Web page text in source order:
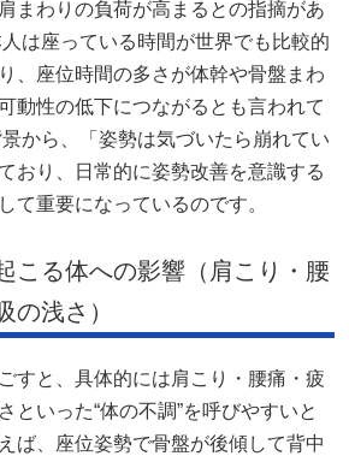
まわりの負荷が高まるとの指摘があ
は座っている時間が世界でも比較的
、座位時間の多さが体幹や骨盤まわ
動性の低下につながるとも言われて
から、「姿勢は気づいたら崩れてい
おり、日常的に姿勢改善を意識する
て重要になっているのです。
こる体への影響（肩こり・腰
の浅さ）
すと、具体的には肩こり・腰痛・疲
といった“体の不調”を呼びやすいと
ば、座位姿勢で骨盤が後傾して背中